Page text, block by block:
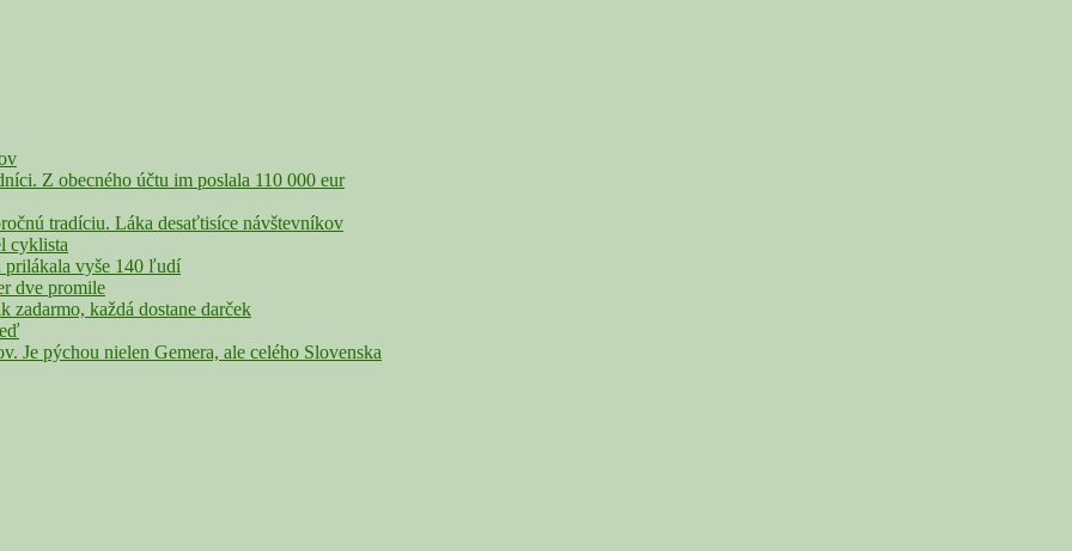
Z obecného účtu im poslala 110 000 eur
tradíciu. Láka desaťtisíce návštevníkov
cyklista
prilákala vyše 140 ľudí
dve promile
každá dostane darček
Je pýchou nielen Gemera, ale celého Slovenska